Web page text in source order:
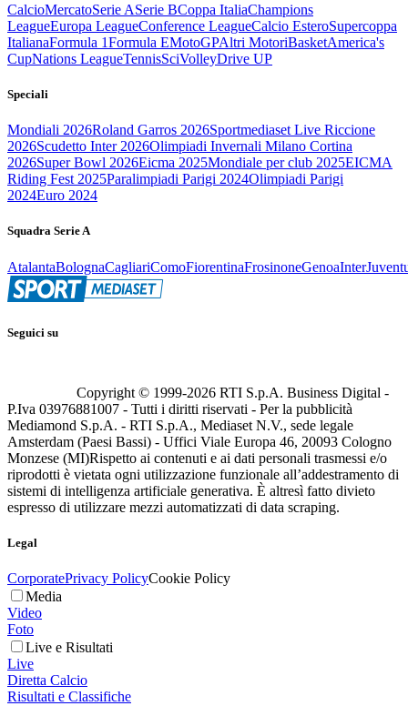
CalcioMercatoSerie ASerie BCoppa ItaliaChampions
LeagueEuropa LeagueConference LeagueCalcio EsteroSupercoppa
ItalianaFormula 1Formula EMotoGPAltri MotoriBasketAmerica's
CupNations LeagueTennisSciVolleyDrive UP
Speciali
Mondiali 2026Roland Garros 2026Sportmediaset Live Riccione
2026Scudetto Inter 2026Olimpiadi Invernali Milano Cortina
2026Super Bowl 2026Eicma 2025Mondiale per club 2025EICMA
Riding Fest 2025Paralimpiadi Parigi 2024Olimpiadi Parigi
2024Euro 2024
Squadra Serie A
AtalantaBolognaCagliariComoFiorentinaFrosinoneGenoaInter
Seguici su
Copyright © 1999-2026 RTI S.p.A. Business Digital -
P.Iva 03976881007 - Tutti i diritti riservati - Per la pubblicità
Mediamond S.p.A. - RTI S.p.A., Mediaset N.V., sede legale
Amsterdam (Paesi Bassi) - Uffici Viale Europa 46, 20093 Cologno
Monzese (MI)Rispetto ai contenuti e ai dati personali trasmessi e/o
riprodotti è vietata ogni utilizzazione funzionale all’addestramento di
sistemi di intelligenza artificiale generativa. È altresì fatto divieto
espresso di utilizzare mezzi automatizzati di data scraping.
Legal
CorporatePrivacy PolicyCookie Policy
Media
Video
Foto
Live e Risultati
Live
Diretta Calcio
Risultati e Classifiche